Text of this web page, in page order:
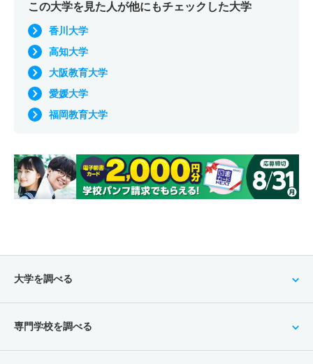
この大学を見た人が他にもチェックした大学
香川大学
高知大学
大阪教育大学
愛媛大学
福岡教育大学
大学を調べる
専門学校を調べる